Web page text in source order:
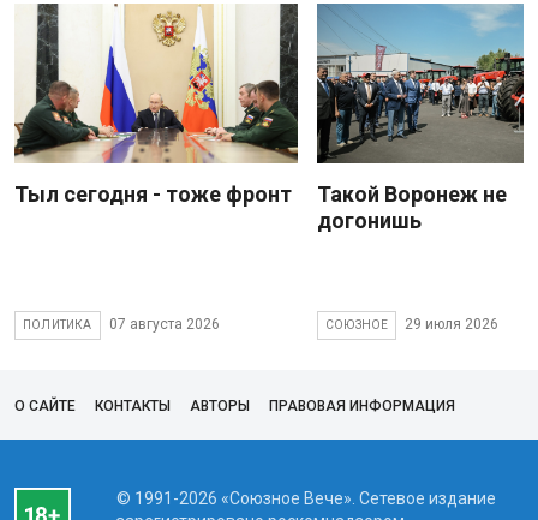
Тыл сегодня - тоже фронт
ПОЛИТИКА 07 августа 2026
Такой Воронеж не
догонишь
СОЮЗНОЕ 29 июля 2026
О САЙТЕ КОНТАКТЫ АВТОРЫ ПРАВОВАЯ ИНФОРМАЦИЯ
© 1991-2026 «Союзное Вече». Сетевое издание